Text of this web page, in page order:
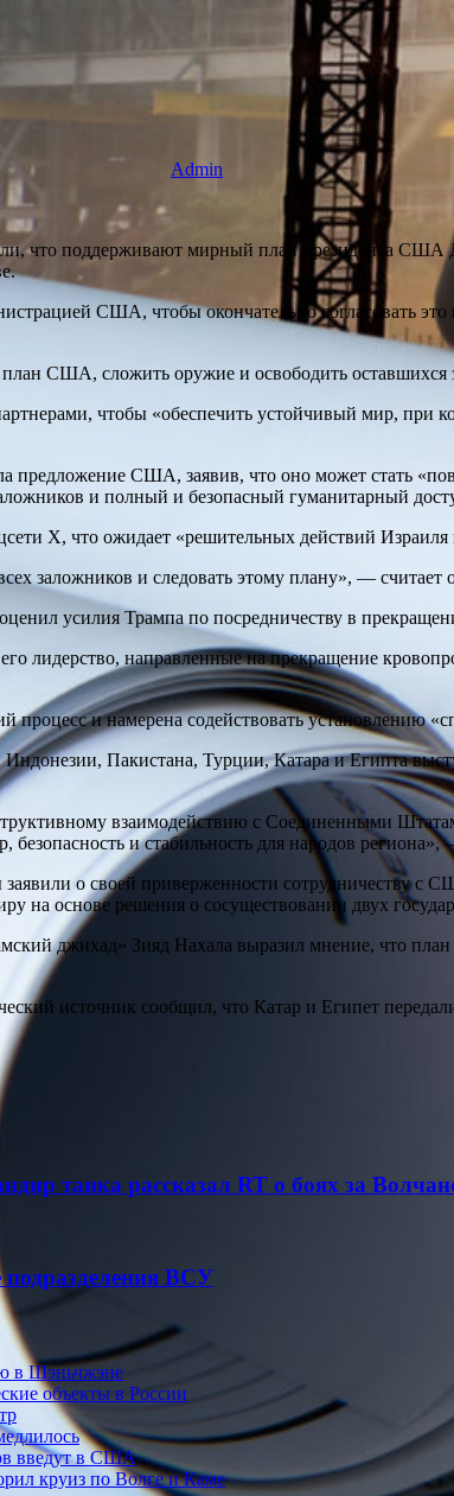
Admin
что поддерживают мирный план президента США
США, чтобы окончательно согласовать
США, сложить оружие и освободить оставшихся
чтобы «обеспечить устойчивый мир, при
США, заявив, что оно может стать
и полный и безопасный гуманитарный
X, что ожидает «решительных действий Израиля
заложников и следовать этому плану», — считает
усилия Трампа по посредничеству в
лидерство, направленные на прекращение
и намерена содействовать установлению
Пакистана, Турции, Катара и Египта
взаимодействию с Соединенными
и стабильность для народов
о своей приверженности сотрудничеству
на основе решения о сосуществовании двух
джихад» Зияд Нахала выразил мнение, что
источник сообщил, что Катар и Египет
танка рассказал RT о боях за
ВСУ
в Шэньчжэне
объекты в России
введут в США
круиз по Волге и Каме